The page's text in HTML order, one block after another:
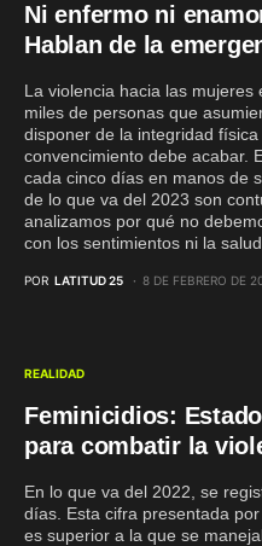
Ni enfermo ni
Hablan de la
La violencia hacia las
miles de personas que
disponer de la integridad
convencimiento debe acabar.
cada cinco días en manos de
de lo que va del 2023 son
analizamos por qué no
con los sentimientos ni la
POR LATITUD 25 8 DE FEBRERO DE
REALIDAD
Feminicidios:
para combatir la
En lo que va del 2022, se
días. Esta cifra presentada
es superior a la que se